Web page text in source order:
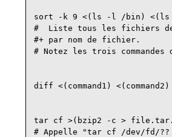
sort -k 9 <(ls -l /bin) <(ls
#  Liste tous les fichiers
#+ par nom de fichier.
# Notez les trois
diff <(command1)
tar cf >(bzip2 -c >
# Appelle "tar cf /dev/fd/